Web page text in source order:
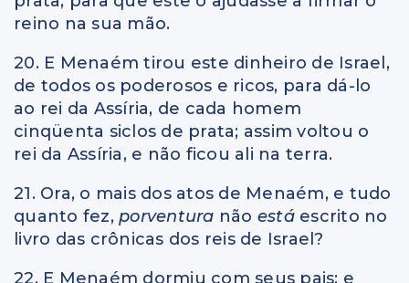
reino na sua mão.
20. E Menaém tirou este dinheiro de Israel,
de todos os poderosos e ricos, para dá-lo
ao rei da Assíria, de cada homem
cinqüenta siclos de prata; assim voltou o
rei da Assíria, e não ficou ali na terra.
21. Ora, o mais dos atos de Menaém, e tudo
quanto fez, porventura não está escrito no
livro das crônicas dos reis de Israel?
22. E Menaém dormiu com seus pais; e